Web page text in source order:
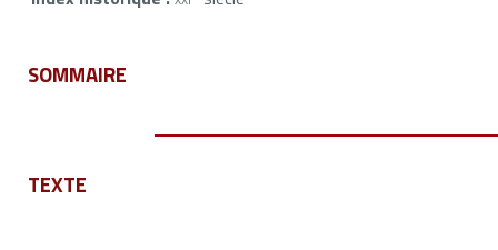
SOMMAIRE
TEXTE